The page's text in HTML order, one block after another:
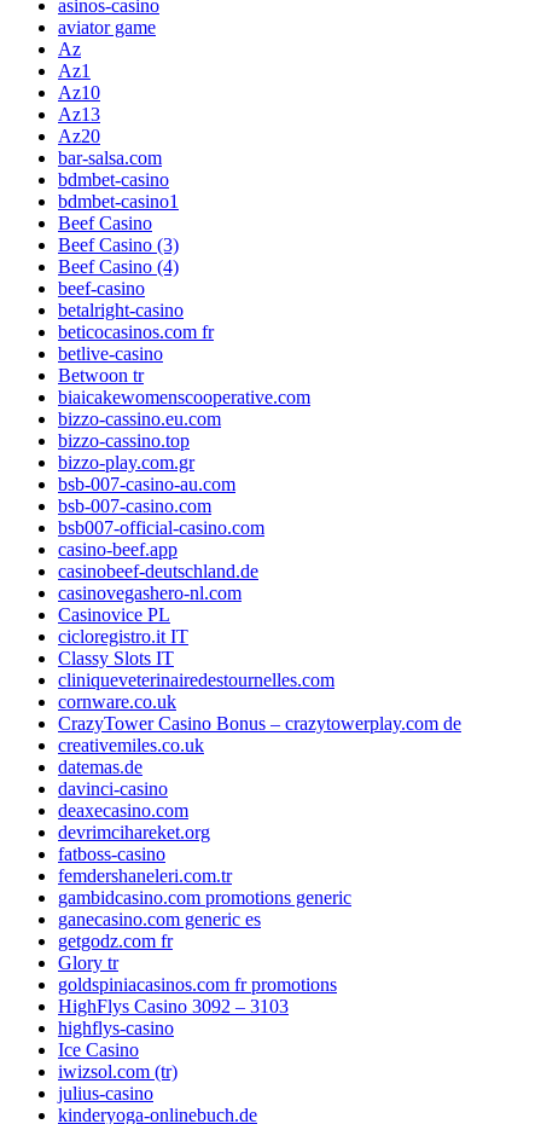
asinos-casino
aviator game
Az
Az1
Az10
Az13
Az20
bar-salsa.com
bdmbet-casino
bdmbet-casino1
Beef Casino
Beef Casino (3)
Beef Casino (4)
beef-casino
betalright-casino
beticocasinos.com fr
betlive-casino
Betwoon tr
biaicakewomenscooperative.com
bizzo-cassino.eu.com
bizzo-cassino.top
bizzo-play.com.gr
bsb-007-casino-au.com
bsb-007-casino.com
bsb007-official-casino.com
casino-beef.app
casinobeef-deutschland.de
casinovegashero-nl.com
Casinovice PL
cicloregistro.it IT
Classy Slots IT
cliniqueveterinairedestournelles.com
cornware.co.uk
CrazyTower Casino Bonus – crazytowerplay.com de
creativemiles.co.uk
datemas.de
davinci-casino
deaxecasino.com
devrimcihareket.org
fatboss-casino
femdershaneleri.com.tr
gambidcasino.com promotions generic
ganecasino.com generic es
getgodz.com fr
Glory tr
goldspiniacasinos.com fr promotions
HighFlys Casino 3092 – 3103
highflys-casino
Ice Casino
iwizsol.com (tr)
julius-casino
kinderyoga-onlinebuch.de